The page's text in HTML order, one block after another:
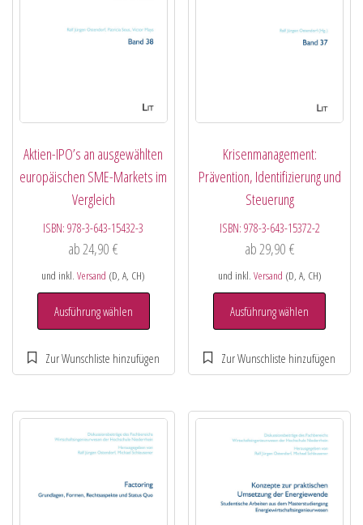
Aktien-IPO’s an ausgewählten
europäischen SME-Markets im
Vergleich
ISBN:978-3-643-15432-3
ab24,90€
und inkl.Versand (D, A, CH)
Ausführung wählen
Krisenmanagement:
Prävention, Identifizierung und
Steuerung
ISBN: 978-3-643-15372-2
ab29,90 €
und inkl. Versand (D, A, CH)
Ausführung wählen